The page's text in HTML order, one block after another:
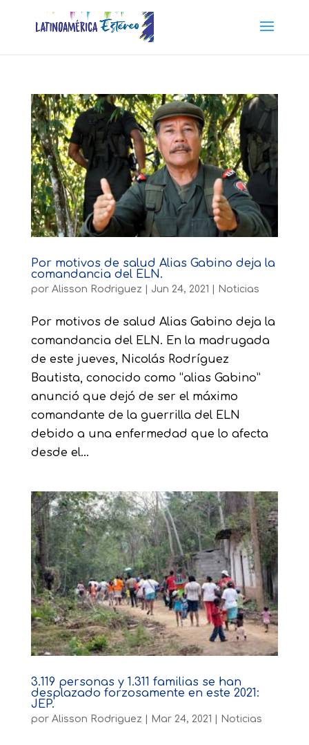
Por motivos de salud Alias Gabino deja la
comandancia del ELN.
por Alisson Rodriguez Jun 24, 2021 Noticias
Por motivos de salud Alias Gabino deja la
comandancia del ELN. En la madrugada
de este jueves, Nicolás Rodríguez
Bautista, conocido como “alias Gabino”
anunció que dejó de ser el máximo
comandante de la guerrilla del ELN
debido a una enfermedad que lo afecta
desde el...
3.119 personas y 1.311 familias se han
desplazado forzosamente en este 2021:
JEP.
por Alisson Rodriguez Mar 24, 2021 Noticias